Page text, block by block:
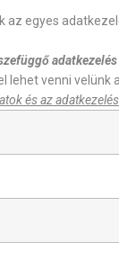
egyes
adatkezelés
lehet venni velünk
és az